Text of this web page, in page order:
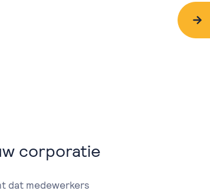
corporatie
dat medewerkers